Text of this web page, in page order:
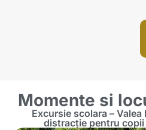
Momente si
Excursie scolara –
distracție pentru